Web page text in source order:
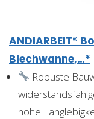
ANDIARBEIT®
Blechwanne,…*
Robuste
hohe